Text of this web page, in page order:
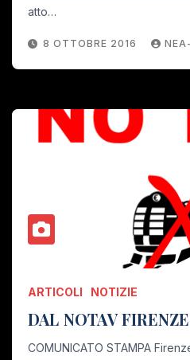
atto…
8 OTTOBRE 2016
ARTICOLI NOTIZIE
DAL NOTAV
COMUNICATO STAMPA